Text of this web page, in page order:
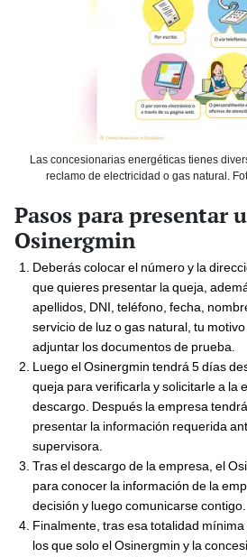
Las concesionarias energéticas tienes
reclamo de electricidad o gas natural.
Pasos para presentar
Osinergmin
Deberás colocar el número y la
que quieres presentar la queja,
apellidos, DNI, teléfono, fecha,
servicio de luz o gas natural, tu
adjuntar los documentos de prueba.
Luego el Osinergmin tendrá 5 días
queja para verificarla y solicitarle a la
descargo. Después la empresa
presentar la información requerida
supervisora.
Tras el descargo de la empresa, el
para conocer la información de la
decisión y luego comunicarse contigo.
Finalmente, tras esa totalidad
los que solo el Osinergmin y la